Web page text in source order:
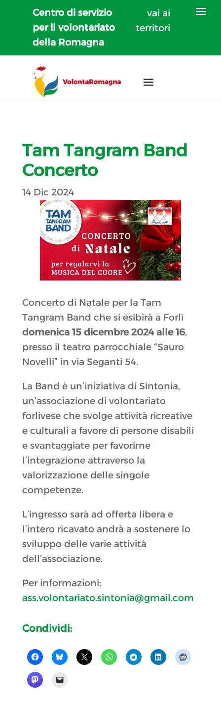
Centro di servizio
per il volontariato
della Romagna
vai ai
territori
Tam Tangram Band
Concerto
14 Dic 2024
Concerto di Natale per la Tam
Tangram Band che si esibirà a Forlì
domenica 15 dicembre 2024 alle 16,
presso il teatro parrocchiale “Sauro
Novelli” in via Seganti 54.
La Band è un’iniziativa di Sintonia,
un’associazione di volontariato
forlivese che svolge attività ricreative
e culturali a favore di persone disabili
e svantaggiate per favorirne
l’integrazione attraverso la
valorizzazione delle singole
competenze.
L’ingresso sarà ad offerta libera e
l’intero ricavato andrà a sostenere lo
sviluppo delle varie attività
dell’associazione.
Per informazioni:
ass.volontariato.sintonia@gmail.com
Condividi: